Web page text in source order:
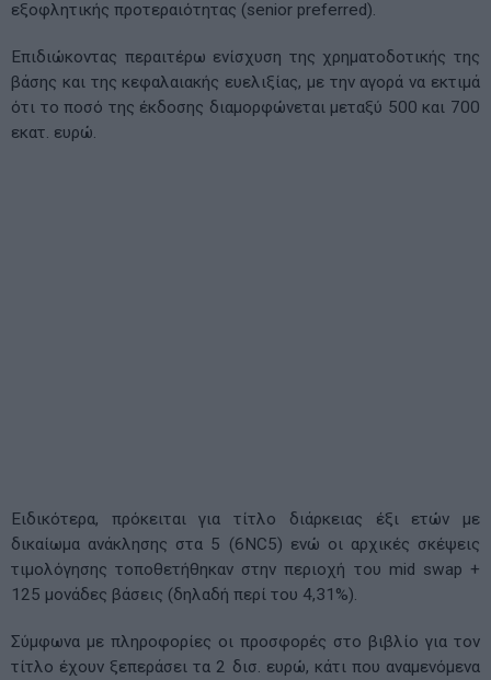
εξοφλητικής προτεραιότητας (senior preferred).
Επιδιώκοντας περαιτέρω ενίσχυση της χρηματοδοτικής της
βάσης και της κεφαλαιακής ευελιξίας, με την αγορά να εκτιμά
ότι το ποσό της έκδοσης διαμορφώνεται μεταξύ 500 και 700
εκατ. ευρώ.
Ειδικότερα, πρόκειται για τίτλο διάρκειας έξι ετών με
δικαίωμα ανάκλησης στα 5 (6NC5) ενώ οι αρχικές σκέψεις
τιμολόγησης τοποθετήθηκαν στην περιοχή του mid swap +
125 μονάδες βάσεις (δηλαδή περί του 4,31%).
Σύμφωνα με πληροφορίες οι προσφορές στο βιβλίο για τον
τίτλο έχουν ξεπεράσει τα 2 δισ. ευρώ, κάτι που αναμενόμενα